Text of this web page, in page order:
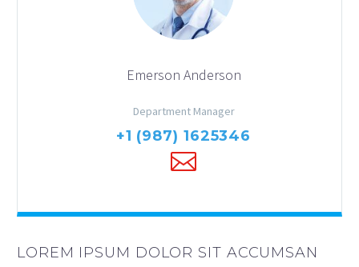
Emerson Anderson
Department Manager
+1 (987) 1625346
LOREM IPSUM DOLOR SIT ACCUMSAN